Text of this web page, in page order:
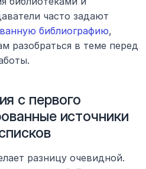
часто задают
библиографию,
разобраться в теме перед
с первого
источники
разницу очевидной.